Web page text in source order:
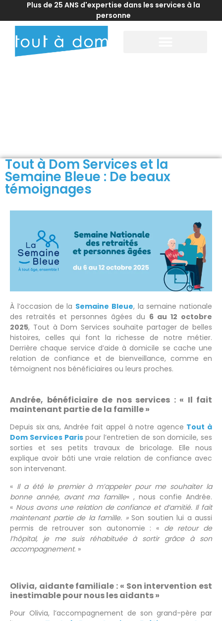
Plus de 25 ANS d'expertise dans les services à la
personne
Tout à Dom Services et la
Semaine Bleue : De beaux
témoignages
À l’occasion de la Semaine Bleue, la semaine nationale
des retraités et personnes âgées du 6 au 12 octobre
2025, Tout à Dom Services souhaite partager de belles
histoires, celles qui font la richesse de notre métier.
Derrière chaque service d’aide à domicile se cache une
relation de confiance et de bienveillance, comme en
témoignent nos bénéficiaires ou leurs proches.
Andrée, bénéficiaire de nos services : « Il fait
maintenant partie de la famille »
Depuis six ans, Andrée fait appel à notre agence Tout à
Dom Services Parispour l’entretien de son domicile, ses
sorties et ses petits travaux de bricolage. Elle nous
explique avoir bâti une vraie relation de confiance avec
son intervenant.
« Il a été le premier à m’appeler pour me souhaiter la
bonne année, avant ma famille« , nous confie Andrée.
« Nous avons une relation de confiance et d’amitié. Il fait
maintenant partie de la famille. » Son soutien lui a aussi
permis de retrouver son autonomie : « de retour de
l’hôpital, je me suis réhabituée à sortir grâce à son
accompagnement. »
Olivia, aidante familiale : « Son intervention est
inestimable pour nous les aidants »
Pour Olivia, l’accompagnement de son grand-père par